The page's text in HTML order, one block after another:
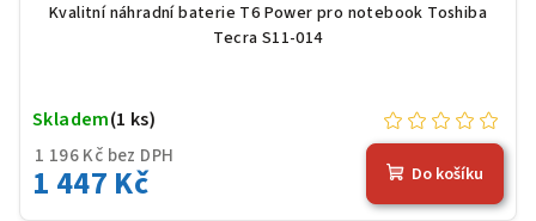
Kvalitní náhradní baterie T6 Power pro notebook Toshiba
Tecra S11-014
1 196 Kč bez DPH
1 447 Kč
Skladem(1 ks)
Do košíku